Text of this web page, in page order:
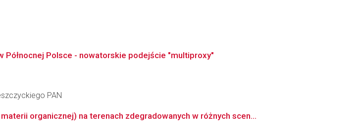
Północnej Polsce - nowatorskie podejście "multiproxy"
PAN
organicznej) na terenach zdegradowanych w różnych scen...